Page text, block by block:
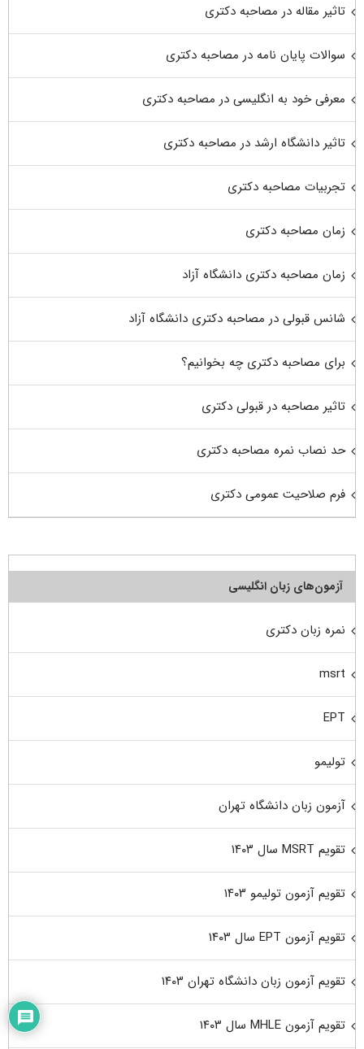
تاثیر مقاله در مصاحبه دکتری
سوالات پایان نامه در مصاحبه دکتری
معرفی خود به انگلیسی در مصاحبه دکتری
تاثیر دانشگاه ارشد در مصاحبه دکتری
تجربیات مصاحبه دکتری
زمان مصاحبه دکتری
زمان مصاحبه دکتری دانشگاه آزاد
شانس قبولی در مصاحبه دکتری دانشگاه آزاد
برای مصاحبه دکتری چه بخوانیم؟
تاثیر مصاحبه در قبولی دکتری
حد نصاب نمره مصاحبه دکتری
فرم صلاحیت عمومی دکتری
آزمون‌های زبان انگلیسی
نمره زبان دکتری
msrt
EPT
تولیمو
آزمون زبان دانشگاه تهران
تقویم MSRT سال ۱۴۰۳
تقویم آزمون تولیمو ۱۴۰۳
تقویم آزمون EPT سال ۱۴۰۳
تقویم آزمون زبان دانشگاه تهران ۱۴۰۳
تقویم آزمون MHLE سال ۱۴۰۳